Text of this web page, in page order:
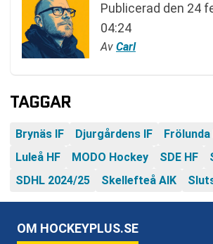
Publicerad den 24
04:24
Av Carl
TAGGAR
Brynäs IF Djurgårdens IF Frölunda
Luleå HF
MODO Hockey SDE HF
SDHL 2024/25
Skellefteå AIK
OM HOCKEYPLUS.SE